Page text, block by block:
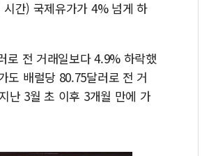
간) 국제유가가 4% 넘게 하
로 전 거래일보다 4.9% 하락했
도 배럴당 80.75달러로 전 거
난 3월 초 이후 3개월 만에 가